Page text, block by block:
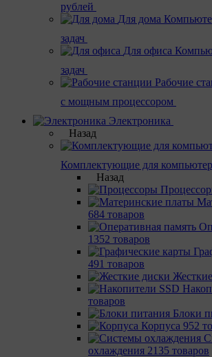
рублей
Для дома
задач
Для офиса
задач
Рабочие
с мощным процессором
Электроника
Назад
Комплектующие для
Назад
684 товаров
1352 товаров
491 товаров
товаров
Блоки
Корпуса 952
охлаждения 2135 товаров